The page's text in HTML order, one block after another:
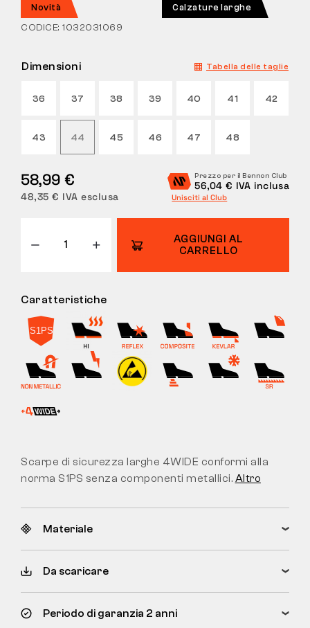
LABORATORIO BENNON
Novità Calzature larghe
CODICE: 1032031069
Dimensioni Tabella delle taglie
36 37 38 39 40 41 42
43 44 45 46 47 48
58,99 €
48,35 € IVA esclusa
Prezzo per il Bennon Club
56,04 € IVA inclusa
Unisciti al Club
AGGIUNGI AL
CARRELLO
Caratteristiche
Scarpe di sicurezza larghe 4WIDE conformi alla
norma S1PS senza componenti metallici. Altro
Materiale
Da scaricare
Periodo di garanzia 2 anni